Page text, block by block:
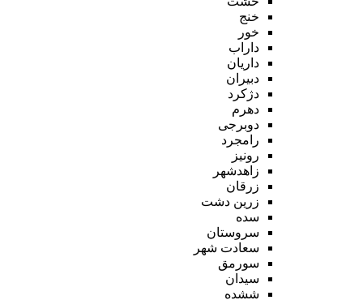
خنج
خور
داراب
داریان
دبیران
دژکرد
دهرم
دوبرجی
رامجرد
رونیز
زاهدشهر
زرقان
زرین دشت
سده
سروستان
سعادت شهر
سورمق
سیدان
ششده